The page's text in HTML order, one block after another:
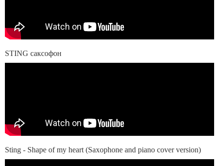
STING саксофон
Sting - Shape of my heart (Saxophone and piano cover version)